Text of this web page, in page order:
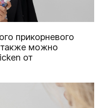
прикорневого
можно
от